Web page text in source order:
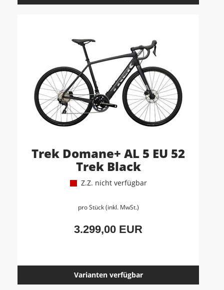
Trek Domane+ AL 5 EU 52
Trek Black
Z.Z. nicht verfügbar
pro Stück (inkl. MwSt.)
3.299,00 EUR
Varianten verfügbar